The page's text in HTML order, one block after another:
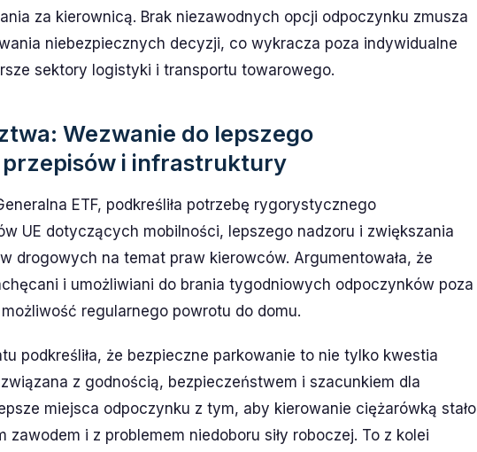
za kierownicą. Brak niezawodnych opcji odpoczynku zmusza
niebezpiecznych decyzji, co wykracza poza indywidualne
sektory logistyki i transportu towarowego.
Wezwanie do lepszego
i infrastruktury
ETF, podkreśliła potrzebę rygorystycznego
UE dotyczących mobilności, lepszego nadzoru i zwiększania
drogowych na temat praw kierowców. Argumentowała, że
i umożliwiani do brania tygodniowych odpoczynków poza
regularnego powrotu do domu.
podkreśliła, że bezpieczne parkowanie to nie tylko kwestia
z godnością, bezpieczeństwem i szacunkiem dla
miejsca odpoczynku z tym, aby kierowanie ciężarówką stało
zawodem i z problemem niedoboru siły roboczej. To z kolei